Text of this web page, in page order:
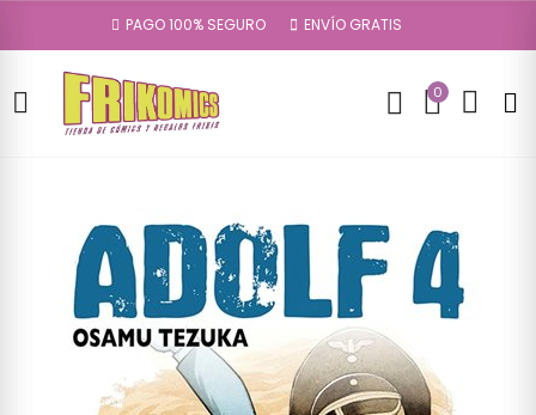
PAGO 100% SEGURO ENVÍO GRATIS
0